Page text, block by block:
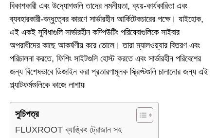
বিকাশকারী এবং উদ্যোগগুলি তাদের নমনীয়তা, ব্যয়-কার্যকারিতা এবং
ব্যবহারকারী-বন্ধুত্বের কারণে সার্ভারহীন আর্কিটেকচারের পক্ষে। যাইহোক,
এই একই সুবিধাগুলি সার্ভারহীন কম্পিউটিং পরিষেবাগুলিকে সাইবার
অপরাধীদের কাছে আকর্ষণীয় করে তোলে। তারা ম্যালওয়্যার বিতরণ এবং
পরিচালনা করতে, ফিশিং সাইটগুলি হোস্ট করতে এবং সার্ভারহীন পরিবেশের
জন্য বিশেষভাবে ডিজাইন করা প্রতারণামূলক স্ক্রিপ্টগুলি চালানোর জন্য এই
প্ল্যাটফর্মগুলিকে কাজে লাগায়৷
সুচিপত্র
FLUXROOT ব্যাঙ্কিং ট্রোজান সহ